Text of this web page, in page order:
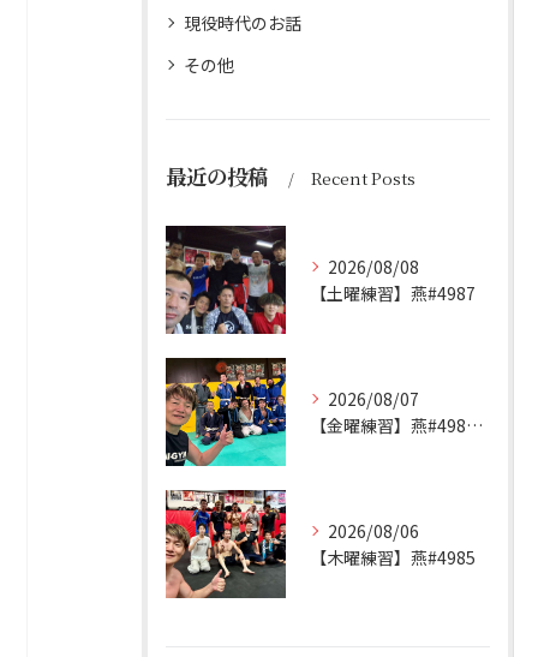
現役時代のお話
その他
最近の投稿 Recent Posts
2026/08/08
【土曜練習】燕#4987
2026/08/07
【金曜練習】燕#4986見附#493
2026/08/06
【木曜練習】燕#4985